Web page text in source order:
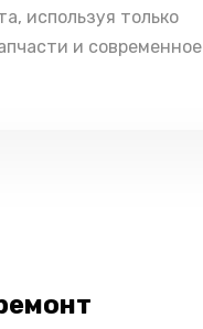
используя только
и современное